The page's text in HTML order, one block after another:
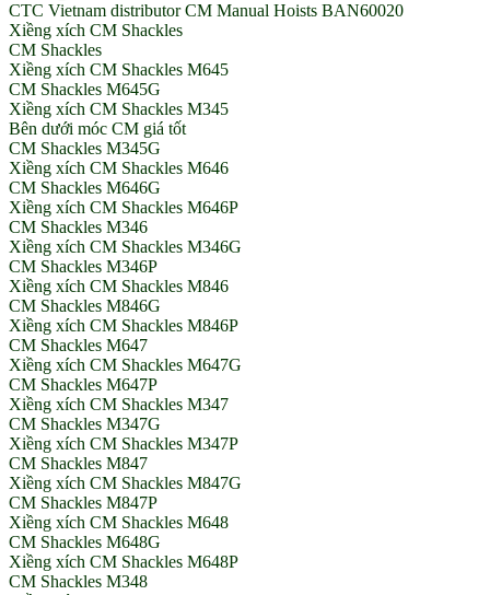
CTC Vietnam distributor CM Manual Hoists BAN60020
Xiềng xích CM Shackles
CM Shackles
Xiềng xích CM Shackles M645
CM Shackles M645G
Xiềng xích CM Shackles M345
Bên dưới móc CM giá tốt
CM Shackles M345G
Xiềng xích CM Shackles M646
CM Shackles M646G
Xiềng xích CM Shackles M646P
CM Shackles M346
Xiềng xích CM Shackles M346G
CM Shackles M346P
Xiềng xích CM Shackles M846
CM Shackles M846G
Xiềng xích CM Shackles M846P
CM Shackles M647
Xiềng xích CM Shackles M647G
CM Shackles M647P
Xiềng xích CM Shackles M347
CM Shackles M347G
Xiềng xích CM Shackles M347P
CM Shackles M847
Xiềng xích CM Shackles M847G
CM Shackles M847P
Xiềng xích CM Shackles M648
CM Shackles M648G
Xiềng xích CM Shackles M648P
CM Shackles M348